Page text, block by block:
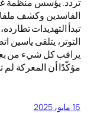
الفاسدين وكشف
تبدأ التهديدات
التوتر، يتلقى ياسين
يراقب كل شيء من
مؤكّدًا أن المعركة لم
16 مايو، 2025